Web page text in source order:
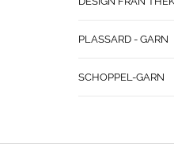
PLASSARD - GARN
SCHOPPEL-GARN